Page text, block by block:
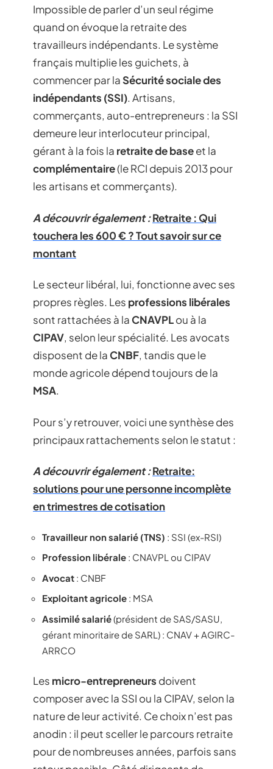
Impossible de parler d’un seul régime
quand on évoque la retraite des
travailleurs indépendants. Le système
français multiplie les guichets, à
commencer par la Sécurité sociale des
indépendants (SSI). Artisans,
commerçants, auto-entrepreneurs : la SSI
demeure leur interlocuteur principal,
gérant à la fois la retraite de baseet la
complémentaire(le RCI depuis 2013 pour
les artisans et commerçants).
A découvrir également :Retraite : Qui
touchera les 600 € ? Tout savoir sur ce
montant
Le secteur libéral, lui, fonctionne avec ses
propres règles. Les professions libérales
sont rattachées à laCNAVPLou à la
CIPAV, selon leur spécialité. Les avocats
disposent de laCNBF, tandis que le
monde agricole dépend toujours de la
MSA.
Pour s’y retrouver, voici une synthèse des
principaux rattachements selon le statut :
A découvrir également :Retraite:
solutions pour une personne incomplète
en trimestres de cotisation
Travailleur non salarié (TNS) : SSI (ex-RSI)
Profession libérale : CNAVPL ou CIPAV
Avocat : CNBF
Exploitant agricole : MSA
Assimilé salarié(président de SAS/SASU,
gérant minoritaire de SARL) : CNAV + AGIRC-
ARRCO
Les micro-entrepreneurs doivent
composer avec la SSI ou la CIPAV, selon la
nature de leur activité. Ce choix n’est pas
anodin : il peut sceller le parcours retraite
pour de nombreuses années, parfois sans